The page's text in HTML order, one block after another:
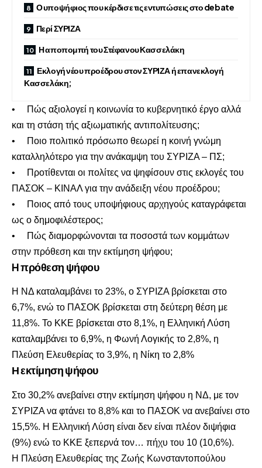
Ο υποψήφιος που κέρδισε τις εντυπώσεις στο debate
Περί ΣΥΡΙΖΑ
Η αποπομπή του Στέφανου Κασσελάκη
Εκλογή νέου προέδρου στον ΣΥΡΙΖΑ ή επανεκλογή
Κασσελάκη;
• Πώς αξιολογεί η κοινωνία το κυβερνητικό έργο αλλά
και τη στάση τής αξιωματικής αντιπολίτευσης;
• Ποιο πολιτικό πρόσωπο θεωρεί η κοινή γνώμη
καταλληλότερο για την ανάκαμψη του ΣΥΡΙΖΑ – ΠΣ;
• Προτίθενται οι πολίτες να ψηφίσουν στις εκλογές του
ΠΑΣΟΚ – ΚΙΝΑΛ για την ανάδειξη νέου προέδρου;
• Ποιος από τους υποψήφιους αρχηγούς καταγράφεται
ως ο δημοφιλέστερος;
• Πώς διαμορφώνονται τα ποσοστά των κομμάτων
στην πρόθεση και την εκτίμηση ψήφου;
H πρόθεση ψήφου
Η ΝΔ καταλαμβάνει το 23%, ο ΣΥΡΙΖΑ βρίσκεται στο
6,7%, ενώ το ΠΑΣΟΚ βρίσκεται στη δεύτερη θέση με
11,8%. Το ΚΚΕ βρίσκεται στο 8,1%, η Ελληνική Λύση
καταλαμβάνει το 6,9%, η Φωνή Λογικής το 2,8%, η
Πλεύση Ελευθερίας το 3,9%, η Νίκη το 2,8%
Η εκτίμηση ψήφου
Στο 30,2% ανεβαίνει στην εκτίμηση ψήφου η ΝΔ, με τον
ΣΥΡΙΖΑ να φτάνει το 8,8% και το ΠΑΣΟΚ να ανεβαίνει στο
15,5%. Η Ελληνική Λύση είναι δεν είναι πλέον διψήφια
(9%) ενώ το ΚΚΕ ξεπερνά τον… πήχυ του 10 (10,6%).
Η Πλεύση Ελευθερίας της Ζωής Κωνσταντοπούλου